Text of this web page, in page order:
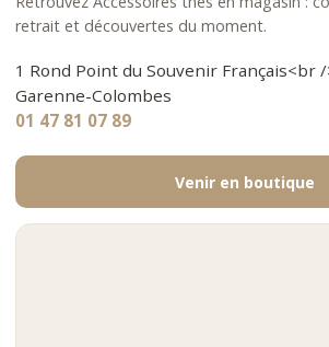
retrait et découvertes du moment.
1 Rond Point du Souvenir Français<br /
Garenne-Colombes
01 47 81 07 89
Venir en boutique